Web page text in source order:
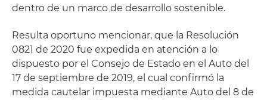
dentro de un marco de desarrollo sostenible.
Resulta oportuno mencionar, que la Resolución
0821 de 2020 fue expedida en atención a lo
dispuesto por el Consejo de Estado en el Auto del
17 de septiembre de 2019, el cual confirmó la
medida cautelar impuesta mediante Auto del 8 de